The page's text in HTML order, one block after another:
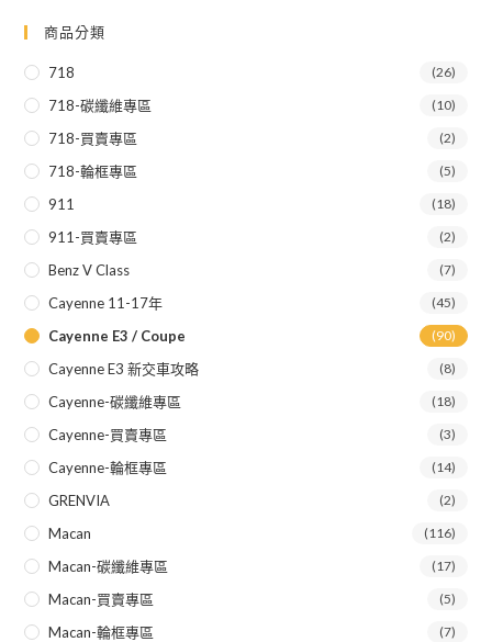
商品分類
718 (26)
718-碳纖維專區 (10)
718-買賣專區 (2)
718-輪框專區 (5)
911 (18)
911-買賣專區 (2)
Benz V Class (7)
Cayenne 11-17年 (45)
Cayenne E3 / Coupe (90)
Cayenne E3 新交車攻略 (8)
Cayenne-碳纖維專區 (18)
Cayenne-買賣專區 (3)
Cayenne-輪框專區 (14)
GRENVIA (2)
Macan (116)
Macan-碳纖維專區 (17)
Macan-買賣專區 (5)
Macan-輪框專區 (7)